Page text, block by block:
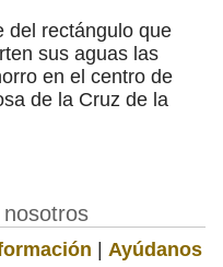
del rectángulo que
sus aguas las
en el centro de
de la Cruz de la
| Ayúdanos